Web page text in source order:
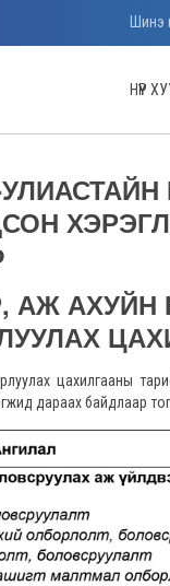
НҮҮР
АЖ АХУЙН
цахилгааны
дараах байдлаар